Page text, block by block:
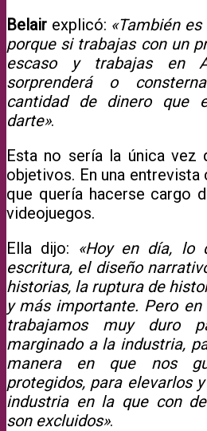
Belair explicó: «También
porque si trabajas con un
escaso y trabajas en
sorprenderá o
cantidad de dinero que
darte».
Esta no sería la única vez
objetivos. En una entrevista
que quería hacerse cargo
videojuegos.
Ella dijo: «Hoy en día, lo
escritura, el diseño
historias, la ruptura de
y más importante. Pero
trabajamos muy duro
marginado a la industria,
manera en que nos
protegidos, para elevarlos
industria en la que con
son excluidos».